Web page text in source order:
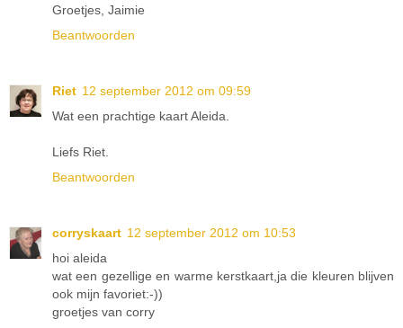
Groetjes, Jaimie
Beantwoorden
Riet 12 september 2012 om 09:59
Wat een prachtige kaart Aleida.
Liefs Riet.
Beantwoorden
corryskaart 12 september 2012 om 10:53
hoi aleida
wat een gezellige en warme kerstkaart,ja die kleuren blijven
ook mijn favoriet:-))
groetjes van corry